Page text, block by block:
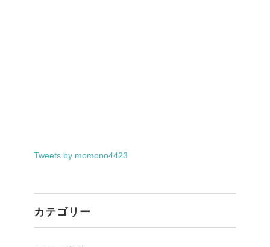
Tweets by momono4423
カテゴリー